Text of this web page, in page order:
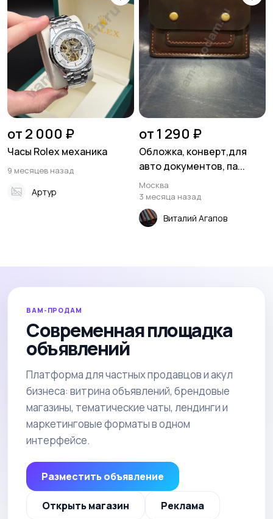
от 2 000 ₽
Часы Rolex механика
9 месяцев назад
Артур
от 1 290 ₽
Обложка, конверт,для
авто документов, па...
Москва
3 месяца назад
Виталий Агапов
ВАМ-ПРОДАМ
Современная площадка
объявлений
Платформа для частных продавцов и акул
бизнеса: витрина объявлений, брендовые
магазины, тематические чаты, лендинги и
маркетинговые форматы в одном
интерфейсе.
Разместить объявление
Открыть магазин Реклама